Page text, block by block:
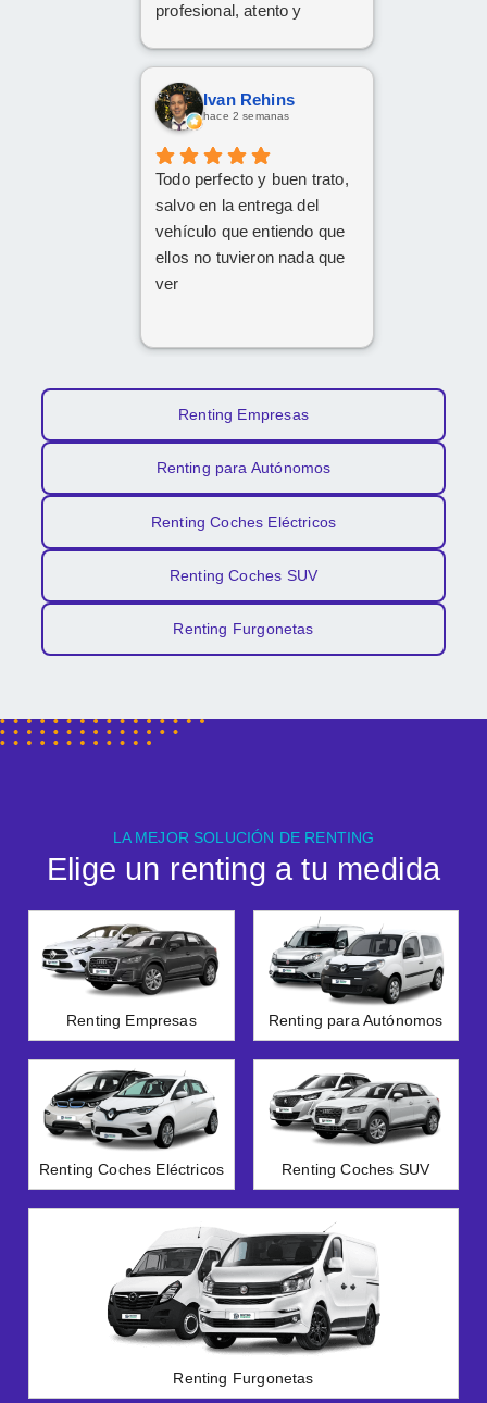
profesional, atento y
por todo!
Ivan Rehins
hace 2 semanas
Todo perfecto y buen trato,
salvo en la entrega del
vehículo que entiendo que
ellos no tuvieron nada que
ver
Renting Empresas
Renting para Autónomos
Renting Coches Eléctricos
Renting Coches SUV
Renting Furgonetas
LA MEJOR SOLUCIÓN DE RENTING
Elige un renting a tu medida
Renting Empresas Renting para Autónomos
Renting Coches Eléctricos Renting Coches SUV
Renting Furgonetas